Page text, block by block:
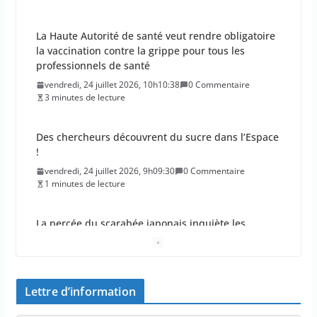
La Haute Autorité de santé veut rendre obligatoire
la vaccination contre la grippe pour tous les
professionnels de santé
vendredi, 24 juillet 2026, 10h10:38
0 Commentaire
3 minutes de lecture
Des chercheurs découvrent du sucre dans l’Espace
!
vendredi, 24 juillet 2026, 9h09:30
0 Commentaire
1 minutes de lecture
La percée du scarabée japonais inquiète les
Lettre d’information